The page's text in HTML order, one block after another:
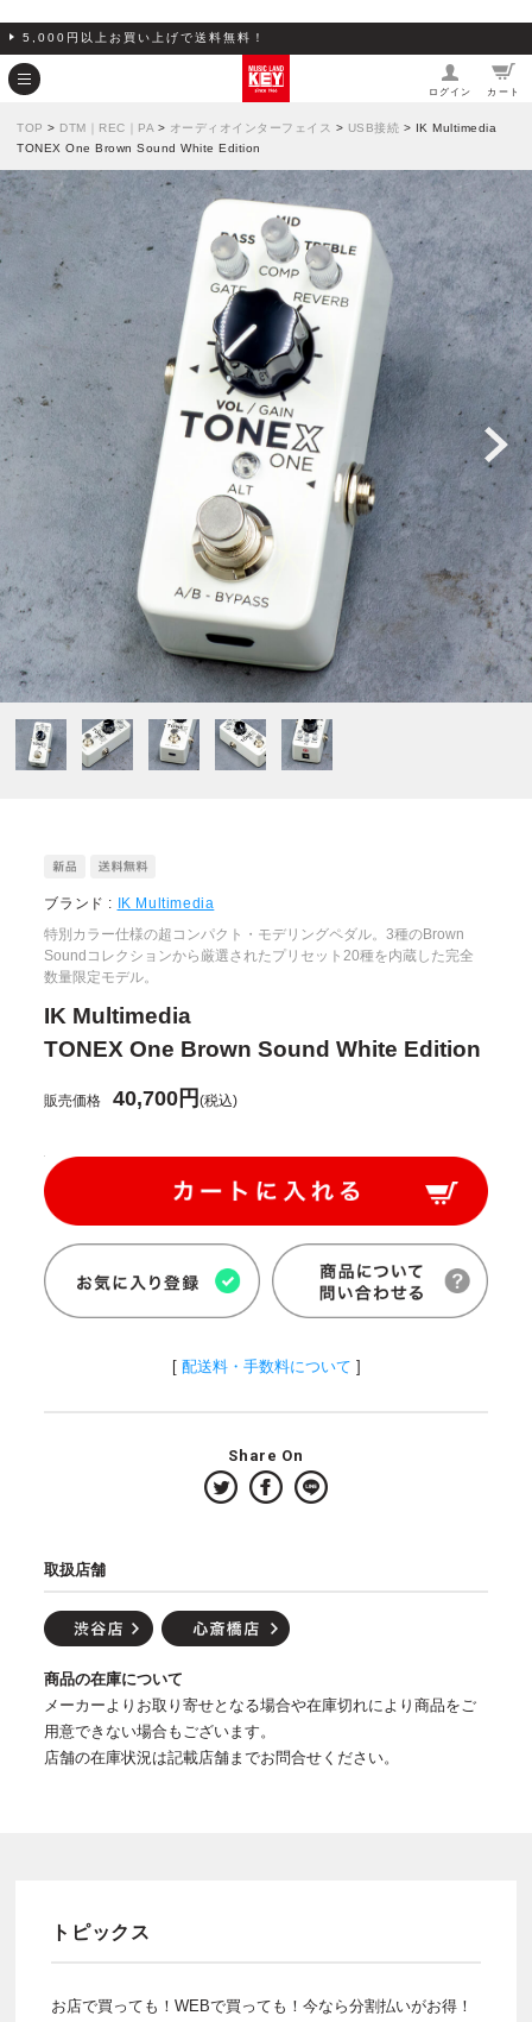
5,000円以上お買い上げで送料無料！
ログイン カート
TOP > DTM｜REC｜PA > オーディオインターフェイス > USB接続 > IK Multimedia
TONEX One Brown Sound White Edition
ブランド :
IK Multimedia
特別カラー仕様の超コンパクト・モデリングペダル。3種のBrown
Soundコレクションから厳選されたプリセット20種を内蔵した完全
数量限定モデル。
IK Multimedia
TONEX One Brown Sound White Edition
販売価格 40,700円(税込)
[ 配送料・手数料について ]
Share On
取扱店舗
商品の在庫について
メーカーよりお取り寄せとなる場合や在庫切れにより商品をご
用意できない場合もございます。
店舗の在庫状況は記載店舗までお問合せください。
トピックス
お店で買っても！WEBで買っても！今なら分割払いがお得！